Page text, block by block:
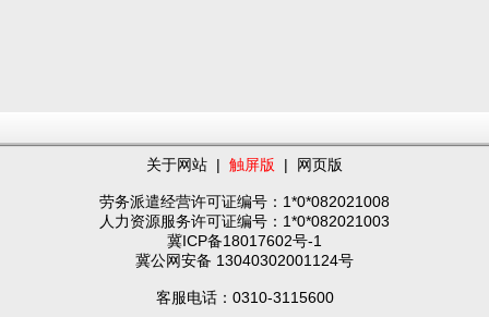
关于网站 | 触屏版 | 网页版
劳务派遣经营许可证编号：1*0*082021008
人力资源服务许可证编号：1*0*082021003
冀ICP备18017602号-1
冀公网安备 13040302001124号
客服电话：0310-3115600